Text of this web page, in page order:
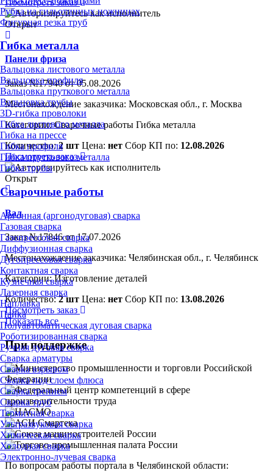
Рубка на гильотинных ножницах
Фигурная резка труб
Гибка металла
Вальцовка листового металла
Вальцовка профиля
Вальцовка пруткового металла
Вальцовка трубы
3D-гибка проволоки
Гибка листового металла
Гибка на прессе
Гибка профиля
Гибка пруткового металла
Гибка трубы
Сварочные работы
Аргонная (аргонодуговая) сварка
Газовая сварка
Газопрессовая сварка
Диффузионная сварка
Дугопрессовая сварка
Контактная сварка
Кузнечная сварка
Лазерная сварка
Наплавка
Пайка
Полуавтоматическая дуговая сварка
Роботизированная сварка
Ручная дуговая сварка
Сварка арматуры
Сварка взрывом
Сварка под слоем флюса
Сварка трением
Сварка труб
Термитная сварка
Ультразвуковая сварка
Химическая сварка
Холодная сварка
Электронно-лучевая сварка
Посмотреть заказ
Открыт
Панели фриза
Заказ №17940 от 05.08.2026
Местонахождение заказчика: Московская обл., г. Москва
Категории:Сварочные работы Гибка металла
Количество:2 шт Цена: нет Сбор КП по: 12.08.2026
Посмотреть заказ
Открыт
Вал
Заказ №17846 от 17.07.2026
Местонахождение заказчика: Челябинская обл., г. Челябинск
Категории:Изготовление деталей
Количество:2 шт Цена: нет Сбор КП по: 13.08.2026
Посмотреть заказ
Показать все
При поддержке
По вопросам работы портала в Челябинской области: